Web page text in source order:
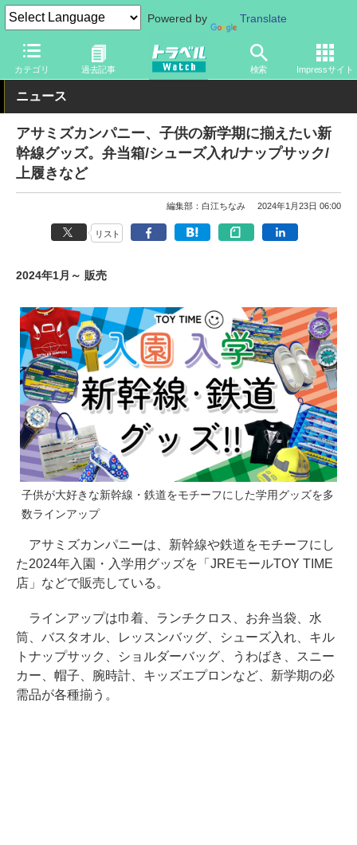
Powered by Translate
カテゴリ 過去記事 検索 Impressサイト
トラベル Watch 旅のアイテム 旅行グッズ 生活雑貨
ニュース
アサミズカンパニー、子供の新学期に揃えたい新
幹線グッズ。弁当箱/シューズ入れ/ナップサック/
上履きなど
編集部：白江ちなみ 2024年1月23日 06:00
リスト
2024年1月～ 販売
子供が大好きな新幹線・鉄道をモチーフにした学用グッズを多
数ラインアップ
アサミズカンパニーは、新幹線や鉄道をモチーフにし
た2024年入園・入学用グッズを「JREモールTOY TIME
店」などで販売している。
ラインアップは巾着、ランチクロス、お弁当袋、水
筒、バスタオル、レッスンバッグ、シューズ入れ、キル
トナップサック、ショルダーバッグ、うわばき、スニー
カー、帽子、腕時計、キッズエプロンなど、新学期の必
需品が各種揃う。